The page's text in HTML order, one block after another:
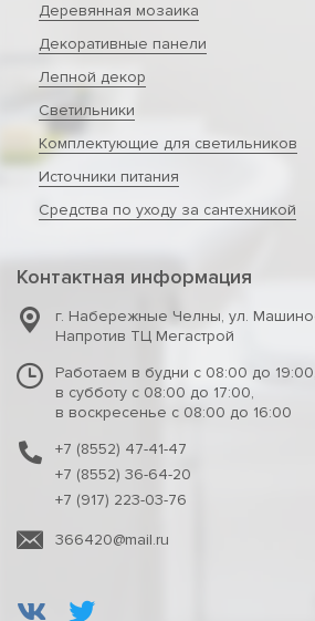
Деревянная мозаика
Декоративные панели
Лепной декор
Светильники
Комплектующие для светильников
Источники питания
Средства по уходу за сантехникой
Контактная информация
г. Набережные Челны, ул.
Напротив ТЦ Мегастрой
Работаем в будни с 08:00 до 19:00,
в субботу с 08:00 до 17:00,
в воскресенье с 08:00 до 16:00
+7 (8552) 47-41-47
+7 (8552) 36-64-20
+7 (917) 223-03-76
366420@mail.ru